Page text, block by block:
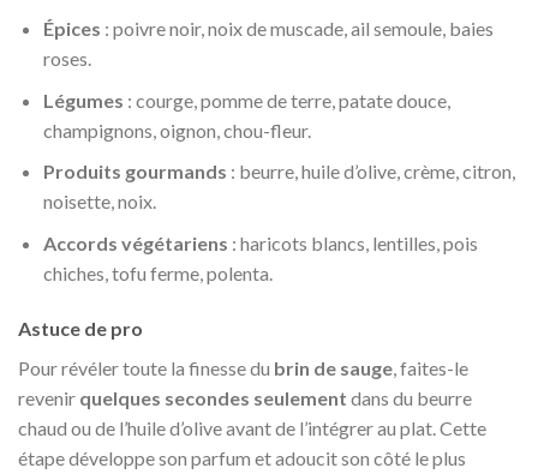
Épices : poivre noir, noix de muscade, ail semoule, baies
roses.
Légumes : courge, pomme de terre, patate douce,
champignons, oignon, chou-fleur.
Produits gourmands : beurre, huile d’olive, crème, citron,
noisette, noix.
Accords végétariens : haricots blancs, lentilles, pois
chiches, tofu ferme, polenta.
Astuce de pro
Pour révéler toute la finesse du brin de sauge , faites-le
revenir quelques secondes seulement dans du beurre
chaud ou de l’huile d’olive avant de l’intégrer au plat. Cette
étape développe son parfum et adoucit son côté le plus